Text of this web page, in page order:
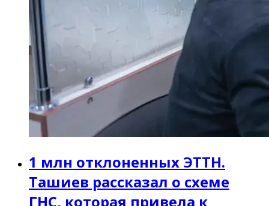
1 млн отклоненных ЭТТН.
Ташиев рассказал о схеме
ГНС, которая привела к